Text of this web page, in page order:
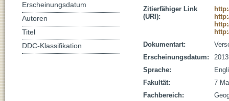
Zitierfähiger Link
(URI):
Dokumentart:
Erscheinungsdatum:
2013
Sprache:
Fakultät:
7
Fachbereich:
Erscheinungsdatum
Autoren
Titel
DDC-Klassifikation